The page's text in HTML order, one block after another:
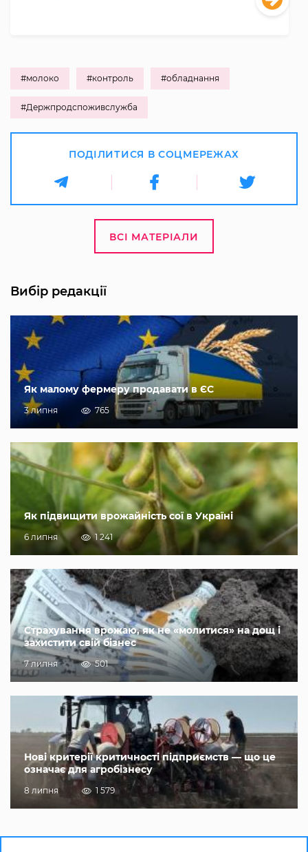
#молоко #контроль #обладнання
#Держпродспоживслужба
ПОДІЛИТИСЯ В СОЦМЕРЕЖАХ
ВСІ МАТЕРІАЛИ
Вибір редакції
Як малому фермеру продавати в ЄС
3 липня 765
Як підвищити врожайність сої в Україні
6 липня 1 241
Страхування врожаю, як не «молитися» на дощ і
захистити свій бізнес
7 липня 501
Нові критерії критичності підприємств — що це
означає для агробізнесу
8 липня 1 579